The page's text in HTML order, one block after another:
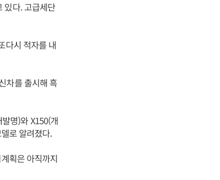
있다. 고급세단
다시 적자를 내
차를 출시해 흑
명)와 X150(개
로 알려졌다.
획은 아직까지